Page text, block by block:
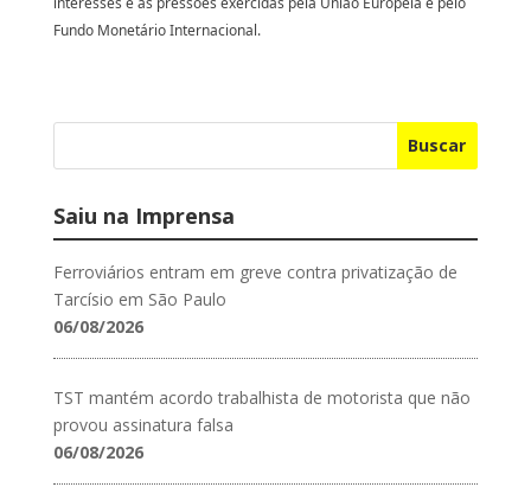
Fundo Monetário Internacional.
Buscar
Saiu na Imprensa
Ferroviários entram em greve contra privatização de
Tarcísio em São Paulo
06/08/2026
TST mantém acordo trabalhista de motorista que não
provou assinatura falsa
06/08/2026